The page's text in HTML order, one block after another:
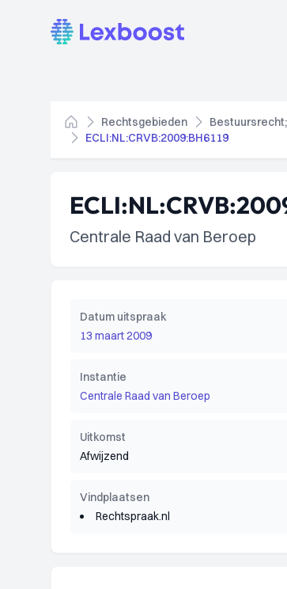
Lexboost
Home
Rechtsgebieden
ECLI:NL:CRVB:2009:BH6119
Centrale Raad van Beroep
Datum uitspraak
13 maart 2009
Instantie
Centrale Raad van Beroep
Uitkomst
Afwijzend
Vindplaatsen
Rechtspraak.nl